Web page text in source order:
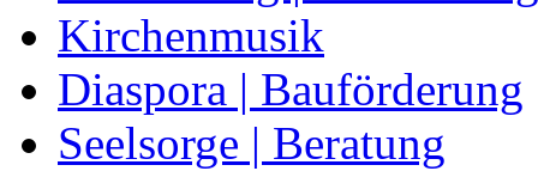
Kirchenmusik
Diaspora | Bauförderung
Seelsorge | Beratung